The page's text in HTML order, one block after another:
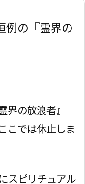
例の『霊界の
界の放浪者』
こでは休止しま
スピリチュアル